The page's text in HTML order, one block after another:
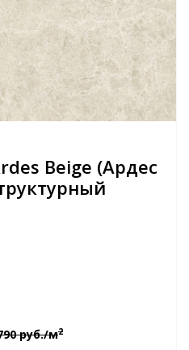
Beige (Ардес
руб./м2